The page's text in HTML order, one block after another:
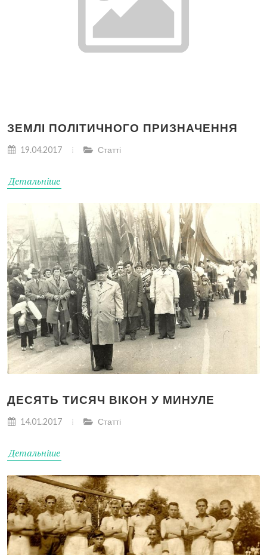
ЗЕМЛІ ПОЛІТИЧНОГО ПРИЗНАЧЕННЯ
19.04.2017 Статті
Детальніше
ДЕСЯТЬ ТИСЯЧ ВІКОН У МИНУЛЕ
14.01.2017 Статті
Детальніше